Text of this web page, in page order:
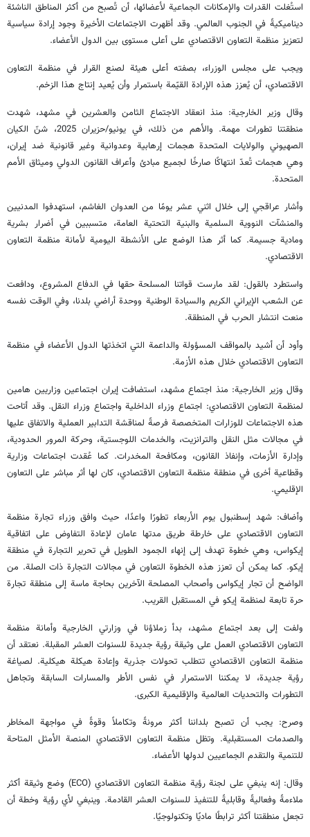
استُغلت القدرات والإمكانات الجماعية لأعضائها، أن تُصبح من أكثر المناطق الناشئة
ديناميكيةً في الجنوب العالمي. وقد أظهرت الاجتماعات الأخيرة وجود إرادة سياسية
لتعزيز منظمة التعاون الاقتصادي على أعلى مستوى بين الدول الأعضاء.
ويجب على مجلس الوزراء، بصفته أعلى هيئة لصنع القرار في منظمة التعاون
الاقتصادي، أن يُعزز هذه الإرادة القيّمة باستمرار وأن يُعيد إنتاج هذا الزخم.
وقال وزير الخارجية: منذ انعقاد الاجتماع الثامن والعشرين في مشهد، شهدت
منطقتنا تطورات مهمة. والأهم من ذلك، في يونيو/حزيران 2025، شنّ الكيان
الصهيوني والولايات المتحدة هجمات إرهابية وعدوانية وغير قانونية ضد إيران،
وهي هجمات تُعدّ انتهاكًا صارخًا لجميع مبادئ وأعراف القانون الدولي وميثاق الأمم
المتحدة.
وأشار عراقجي إلى خلال اثني عشر يومًا من العدوان الغاشم، استهدفوا المدنيين
والمنشآت النووية السلمية والبنية التحتية العامة، متسببين في أضرار بشرية
ومادية جسيمة. كما أثر هذا الوضع على الأنشطة اليومية لأمانة منظمة التعاون
الاقتصادي.
واستطرد بالقول: لقد مارست قواتنا المسلحة حقها في الدفاع المشروع، ودافعت
عن الشعب الإيراني الكريم والسيادة الوطنية ووحدة أراضي بلدنا، وفي الوقت نفسه
منعت انتشار الحرب في المنطقة.
وأود أن أشيد بالمواقف المسؤولة والداعمة التي اتخذتها الدول الأعضاء في منظمة
التعاون الاقتصادي خلال هذه الأزمة.
وقال وزير الخارجية: منذ اجتماع مشهد، استضافت إيران اجتماعين وزاريين هامين
لمنظمة التعاون الاقتصادي: اجتماع وزراء الداخلية واجتماع وزراء النقل. وقد أتاحت
هذه الاجتماعات للوزارات المتخصصة فرصةً لمناقشة التدابير العملية والاتفاق عليها
في مجالات مثل النقل والترانزيت، والخدمات اللوجستية، وحركة المرور الحدودية،
وإدارة الأزمات، وإنفاذ القانون، ومكافحة المخدرات. كما عُقدت اجتماعات وزارية
وقطاعية أخرى في منطقة منظمة التعاون الاقتصادي، كان لها أثر مباشر على التعاون
الإقليمي.
وأضاف: شهد إسطنبول يوم الأربعاء تطورًا واعدًا، حيث وافق وزراء تجارة منظمة
التعاون الاقتصادي على خارطة طريق مدتها عامان لإعادة التفاوض على اتفاقية
إيكواس، وهي خطوة تهدف إلى إنهاء الجمود الطويل في تحرير التجارة في منطقة
إيكو. كما يمكن أن تعزز هذه الخطوة التعاون في مجالات التجارة ذات الصلة. من
الواضح أن تجار إيكواس وأصحاب المصلحة الآخرين بحاجة ماسة إلى منطقة تجارة
حرة تابعة لمنظمة إيكو في المستقبل القريب.
ولفت إلى بعد اجتماع مشهد، بدأ زملاؤنا في وزارتي الخارجية وأمانة منظمة
التعاون الاقتصادي العمل على وثيقة رؤية جديدة للسنوات العشر المقبلة. نعتقد أن
منظمة التعاون الاقتصادي تتطلب تحولات جذرية وإعادة هيكلة هيكلية. لصياغة
رؤية جديدة، لا يمكننا الاستمرار في نفس الأطر والمسارات السابقة وتجاهل
التطورات والتحديات العالمية والإقليمية الكبرى.
وصرح: يجب أن تصبح بلداننا أكثر مرونةً وتكاملاً وقوةً في مواجهة المخاطر
والصدمات المستقبلية. وتظل منظمة التعاون الاقتصادي المنصة الأمثل المتاحة
للتنمية والتقدم الجماعيين لدولها الأعضاء.
وقال: إنه ينبغي على لجنة رؤية منظمة التعاون الاقتصادي (ECO) وضع وثيقة أكثر
ملاءمةً وفعاليةً وقابليةً للتنفيذ للسنوات العشر القادمة. وينبغي لأي رؤية وخطة أن
تجعل منطقتنا أكثر ترابطًا ماديًا وتكنولوجيًا.